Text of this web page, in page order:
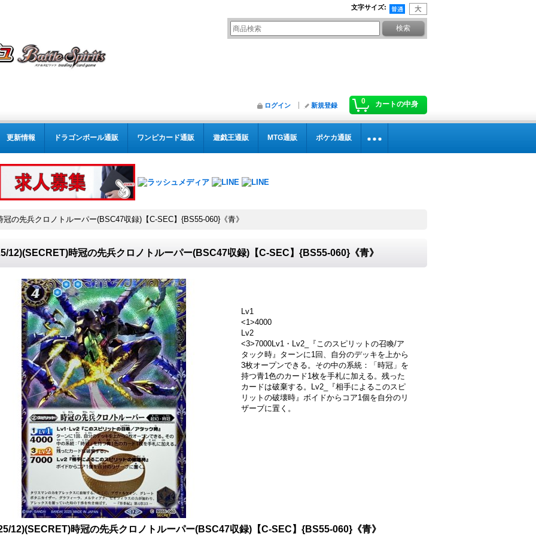
文字サイズ:
0 カートの中身
ログイン 新規登録
更新情報 ドラゴンボール通販 ワンピカード通販 遊戯王通販 MTG通販 ポケカ通販
の先兵クロノトルーパー(BSC47収録)【C-SEC】{BS55-060}《青》
12)(SECRET)時冠の先兵クロノトルーパー(BSC47収録)【C-SEC】{BS55-060}《青》
Lv1
<1>4000
Lv2
<3>7000Lv1・Lv2_『このスピリットの召喚/ア
タック時』ターンに1回、自分のデッキを上から
3枚オープンできる。その中の系統：「時冠」を
持つ青1色のカード1枚を手札に加える。残った
カードは破棄する。Lv2_『相手によるこのスピ
リットの破壊時』ボイドからコア1個を自分のリ
ザーブに置く。
12)(SECRET)時冠の先兵クロノトルーパー(BSC47収録)【C-SEC】{BS55-060}《青》